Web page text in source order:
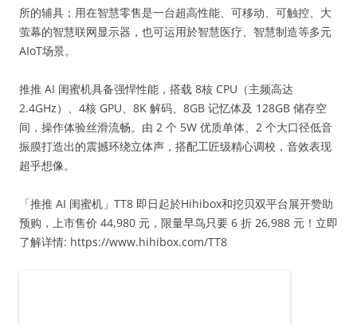
所的辅具；用在智慧零售是一台超高性能、可移动、可触控、大
萤幕的智慧联网显示器，也可运用於智慧医疗、智慧制造等多元
AIoT场景。
推推 AI 闺蜜机具备强悍性能，搭载 8核 CPU（主频高达
2.4GHz）、4核 GPU、8K 解码、8GB 记忆体及 128GB 储存空
间，操作体验丝滑流畅。由 2 个 5W 优质单体、2 个大口径低音
振膜打造出的震撼环绕立体声，搭配工匠级精心调校，音效表现
超乎想像。
「推推 AI 闺蜜机」TT8 即日起於Hihibox和挖贝双平台展开赞助
预购，上市售价 44,980 元，限量早鸟只要 6 折 26,988 元！立即
了解详情: https://www.hihibox.com/TT8